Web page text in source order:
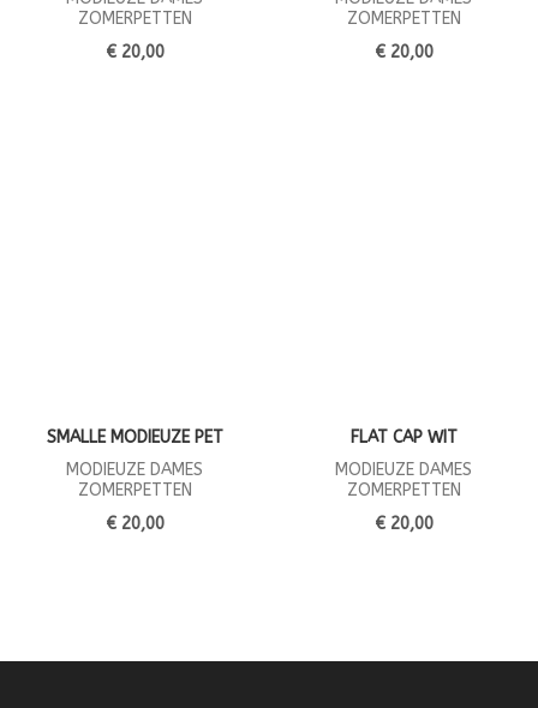
ZOMERPETTEN
€ 20,00
ZOMERPETTEN
€ 20,00
SMALLE MODIEUZE PET
MODIEUZE DAMES
ZOMERPETTEN
€ 20,00
FLAT CAP WIT
MODIEUZE DAMES
ZOMERPETTEN
€ 20,00